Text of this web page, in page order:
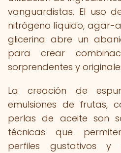
vanguardistas. El uso
nitrógeno líquido, agar-
glicerina abre un
para crear
sorprendentes y
La creación de
emulsiones de frutas,
perlas de aceite son
técnicas que
perfiles gustativos